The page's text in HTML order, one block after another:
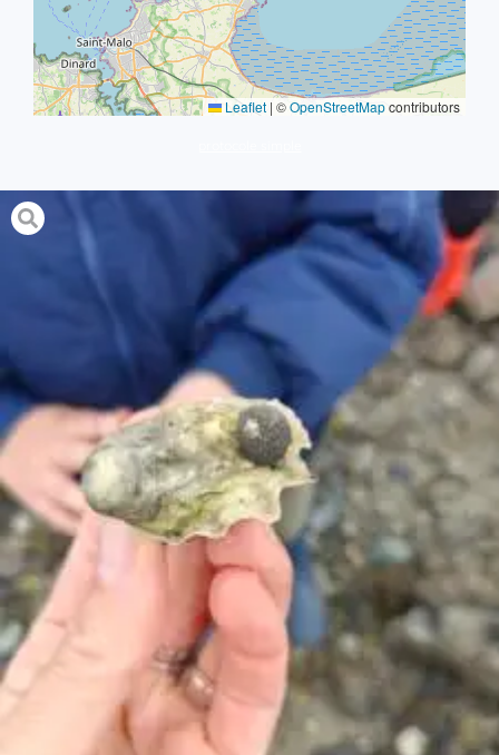
Leaflet | ©OpenStreetMapcontributors